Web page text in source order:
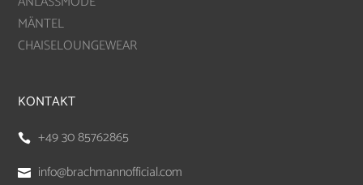
MÄNTEL
CHAISELOUNGEWEAR
KONTAKT
 +49 30 85762865
 info@brachmannofficial.com